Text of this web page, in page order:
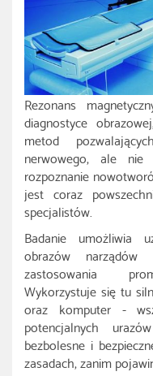
Rezonans
diagnostyce
metod
nerwowego, ale nie
rozpoznanie
jest coraz
specjalistów.
Badanie umożliwia
obrazów
zastosowania
Wykorzystuje się tu
oraz komputer -
potencjalnych
bezbolesne i
zasadach, zanim